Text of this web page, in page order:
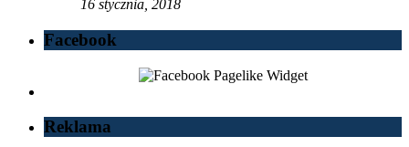
16 stycznia, 2018
Facebook
Reklama